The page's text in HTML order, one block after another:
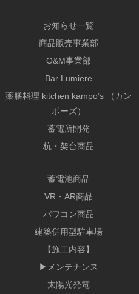
お知らせ一覧
商品販売事業部
O&M事業部
Bar Lumiere
薬膳料理 kitchen kampo’s （カン
ポーズ）
蓄電所開発
杭・架台商品
蓄電池商品
VR・AR商品
パワコン商品
建築併用型駐車場
【施工内容】
▶メンテナンス
太陽光発電